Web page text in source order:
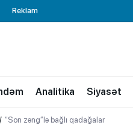
Reklam
Analitika Siyasət
“Son zəng”lə bağlı qadağalar